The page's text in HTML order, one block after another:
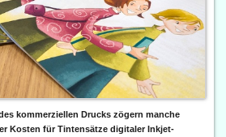
kommerziellen Drucks zögern manche
Kosten für Tintensätze digitaler Inkjet-